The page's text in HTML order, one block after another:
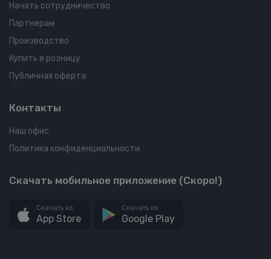
Начать сотрудничество
Партнерам
Производство
Купить в розницу
Публичная оферта
Контакты
Наш офис
Политика конфиденциальности
Скачать мобильное приложение (Скоро!)
Скачать из
App Store
Скачать из
Google Play